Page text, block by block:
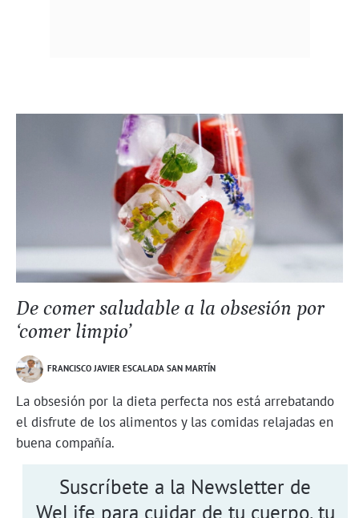
De comer saludable a la obsesión por
‘comer limpio’
FRANCISCO JAVIER ESCALADA SAN MARTÍN
La obsesión por la dieta perfecta nos está arrebatando
el disfrute de los alimentos y las comidas relajadas en
buena compañía.
Suscríbete a la Newsletter de
WeLife para cuidar de tu cuerpo, tu